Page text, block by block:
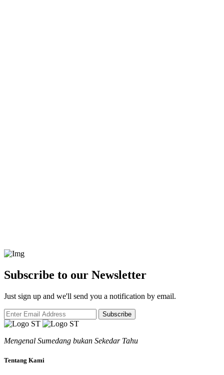
Subscribe to our Newsletter
Just sign up and we'll send you a notification by email.
Subscribe
Mengenal Sumedang bukan Sekedar Tahu
Tentang Kami